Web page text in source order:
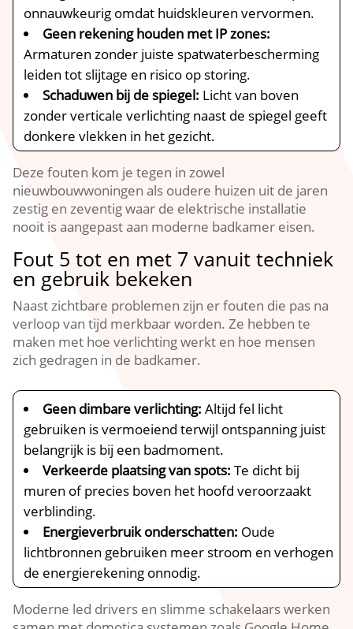
onnauwkeurig omdat huidskleuren vervormen.​
Geen rekening houden met IP zones:
Armaturen zonder juiste spatwaterbescherming
leiden tot slijtage en risico op storing.​
Schaduwen bij de spiegel: Licht van boven
zonder verticale verlichting naast de spiegel geeft
donkere vlekken in het gezicht.​
Deze fouten kom je tegen in zowel
nieuwbouwwoningen als oudere huizen uit de jaren
zestig en zeventig waar de elektrische installatie
nooit is aangepast aan moderne badkamer eisen.​
Fout 5 tot en met 7 vanuit techniek
en gebruik bekeken
Naast zichtbare problemen zijn er fouten die pas na
verloop van tijd merkbaar worden.​ Ze hebben te
maken met hoe verlichting werkt en hoe mensen
zich gedragen in de badkamer.​
Geen dimbare verlichting: Altijd fel licht
gebruiken is vermoeiend terwijl ontspanning juist
belangrijk is bij een badmoment.​
Verkeerde plaatsing van spots: Te dicht bij
muren of precies boven het hoofd veroorzaakt
verblinding.​
Energieverbruik onderschatten: Oude
lichtbronnen gebruiken meer stroom en verhogen
de energierekening onnodig.​
Moderne led drivers en slimme schakelaars werken